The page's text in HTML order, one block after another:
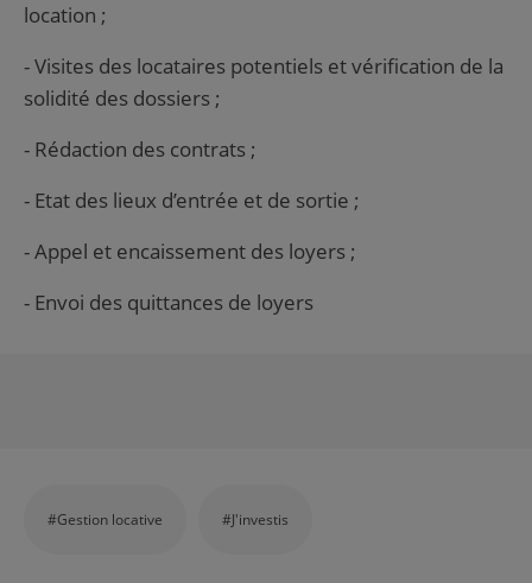
location ;
-Visites des locataires potentiels et vérification de la
solidité des dossiers ;
- Rédaction des contrats ;
- Etat des lieux d’entrée et de sortie ;
-Appel et encaissement des loyers ;
- Envoi des quittances de loyers
#Gestion locative #J'investis